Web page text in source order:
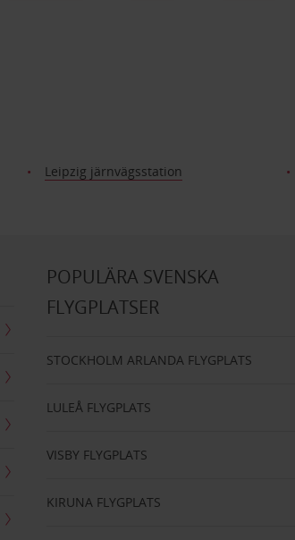
Leipzig järnvägsstation
POPULÄRA SVENSKA
FLYGPLATSER
STOCKHOLM ARLANDA FLYGPLATS
LULEÅ FLYGPLATS
VISBY FLYGPLATS
KIRUNA FLYGPLATS